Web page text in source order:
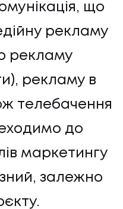
що
рекламу
рекламу
рекламу в
телебачення
до
маркетингу
залежно